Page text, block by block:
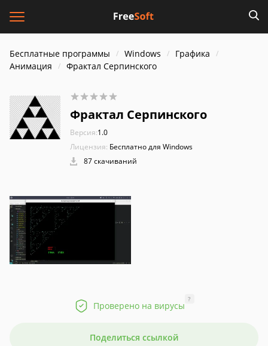
Бесплатные программы Windows
Графика
Анимация
Фрактал Серпинского
Фрактал Серпинского
Версия:1.0
Лицензия: Бесплатно для Windows
87 скачиваний
Проверено на вирусы
?
Поделиться ссылкой